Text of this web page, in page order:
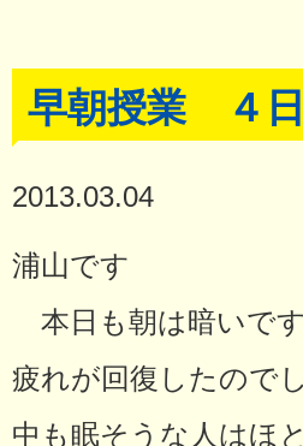
早朝授業 ４日
2013.03.04
浦山です
本日も朝は暗いで
疲れが回復したので
中も眠そうな人はほ